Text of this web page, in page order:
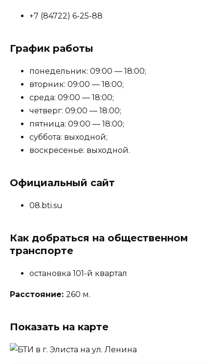
+7 (84722) 6-25-88
График работы
понедельник: 09:00 — 18:00;
вторник: 09:00 — 18:00;
среда: 09:00 — 18:00;
четверг: 09:00 — 18:00;
пятница: 09:00 — 18:00;
суббота: выходной;
воскресенье: выходной.
Официальный сайт
08.bti.su
Как добраться на общественном
транспорте
остановка 101-й квартал
Расстояние: 260 м.
Показать на карте